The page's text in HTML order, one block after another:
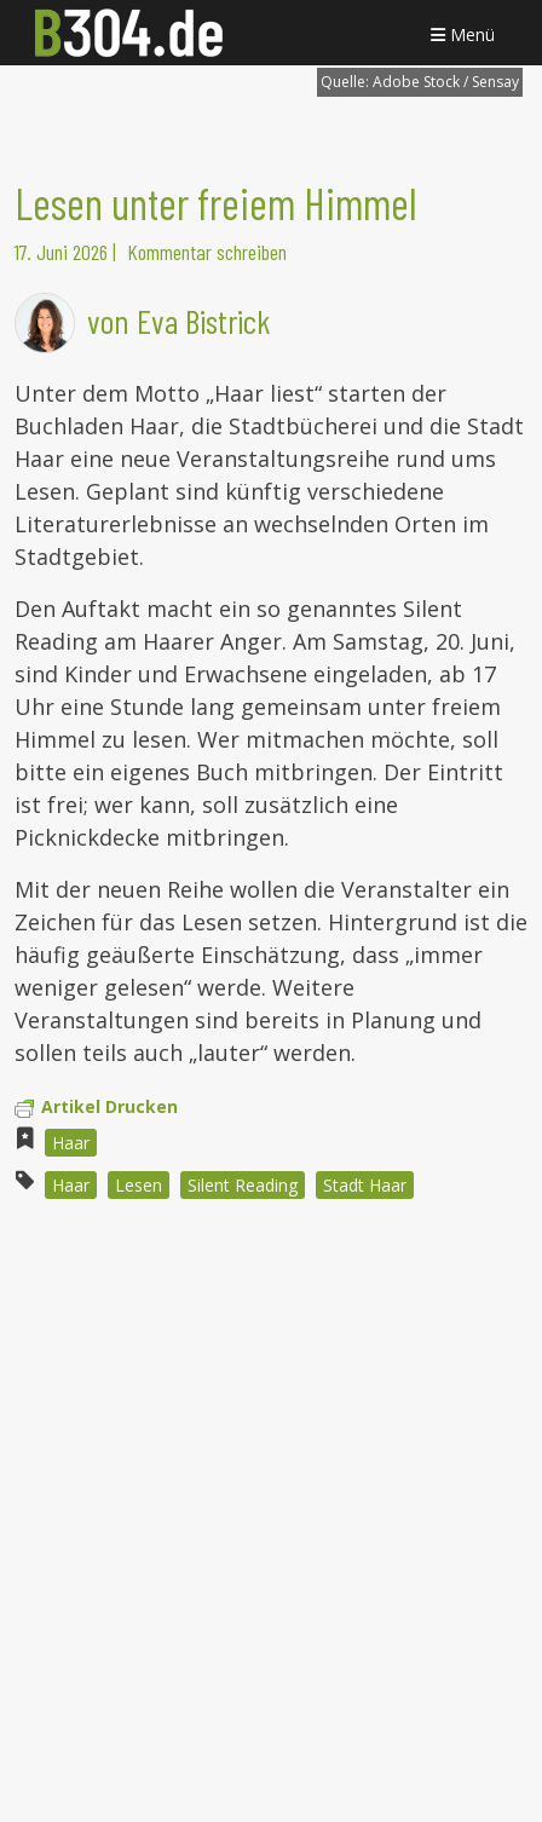
Menü
Quelle: Adobe Stock / Sensay
Lesen unter freiem Himmel
17. Juni 2026 | Kommentar schreiben
von Eva Bistrick
Unter dem Motto „Haar liest“ starten der
Buchladen Haar, die Stadtbücherei und die Stadt
Haar eine neue Veranstaltungsreihe rund ums
Lesen. Geplant sind künftig verschiedene
Literaturerlebnisse an wechselnden Orten im
Stadtgebiet.
Den Auftakt macht ein so genanntes Silent
Reading am Haarer Anger. Am Samstag, 20. Juni,
sind Kinder und Erwachsene eingeladen, ab 17
Uhr eine Stunde lang gemeinsam unter freiem
Himmel zu lesen. Wer mitmachen möchte, soll
bitte ein eigenes Buch mitbringen. Der Eintritt
ist frei; wer kann, soll zusätzlich eine
Picknickdecke mitbringen.
Mit der neuen Reihe wollen die Veranstalter ein
Zeichen für das Lesen setzen. Hintergrund ist die
häufig geäußerte Einschätzung, dass „immer
weniger gelesen“ werde. Weitere
Veranstaltungen sind bereits in Planung und
sollen teils auch „lauter“ werden.
Artikel Drucken
Haar
Haar
Lesen Silent Reading Stadt Haar